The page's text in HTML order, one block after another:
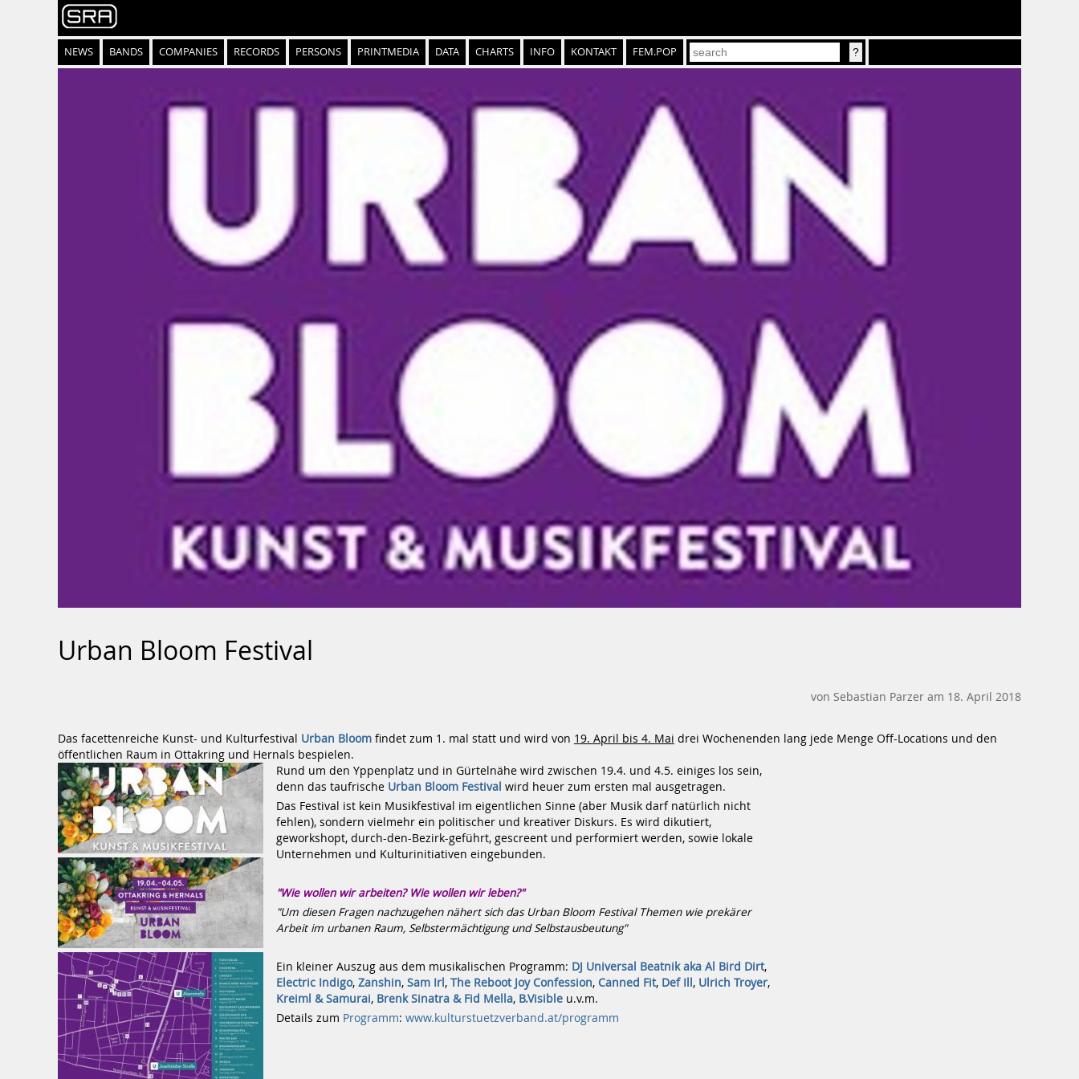
NEWS BANDS COMPANIES RECORDS PERSONS PRINTMEDIA DATA CHARTS INFO KONTAKT FEM.POP
Urban Bloom Festival
von Sebastian Parzer am 18. April 2018
Das facettenreiche Kunst- und Kulturfestival Urban Bloom findet zum 1. mal statt und wird von 19. April bis 4. Mai drei Wochenenden lang jede Menge Off-Locations und den
öffentlichen Raum in Ottakring und Hernals bespielen.
Rund um den Yppenplatz und in Gürtelnähe wird zwischen 19.4. und 4.5. einiges los sein,
denn das taufrische Urban Bloom Festival wird heuer zum ersten mal ausgetragen.
Das Festival ist kein Musikfestival im eigentlichen Sinne (aber Musik darf natürlich nicht
fehlen), sondern vielmehr ein politischer und kreativer Diskurs. Es wird dikutiert,
geworkshopt, durch-den-Bezirk-geführt, gescreent und performiert werden, sowie lokale
Unternehmen und Kulturinitiativen eingebunden.
"Wie wollen wir arbeiten? Wie wollen wir leben?"
"Um diesen Fragen nachzugehen nähert sich das Urban Bloom Festival Themen wie prekärer
Arbeit im urbanen Raum, Selbstermächtigung und Selbstausbeutung"
Ein kleiner Auszug aus dem musikalischen Programm: DJ Universal Beatnik aka Al Bird Dirt,
Electric Indigo, Zanshin, Sam Irl, The Reboot Joy Confession, Canned Fit, Def Ill, Ulrich Troyer,
Kreiml & Samurai, Brenk Sinatra & Fid Mella, B.Visible u.v.m.
Details zum Programm: www.kulturstuetzverband.at/programm